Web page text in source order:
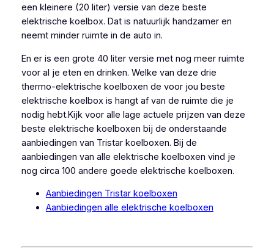
een kleinere (20 liter) versie van deze beste
elektrische koelbox. Dat is natuurlijk handzamer en
neemt minder ruimte in de auto in.
En er is een grote 40 liter versie met nog meer ruimte
voor al je eten en drinken. Welke van deze drie
thermo-elektrische koelboxen de voor jou beste
elektrische koelbox is hangt af van de ruimte die je
nodig hebt.Kijk voor alle lage actuele prijzen van deze
beste elektrische koelboxen bij de onderstaande
aanbiedingen van Tristar koelboxen. Bij de
aanbiedingen van alle elektrische koelboxen vind je
nog circa 100 andere goede elektrische koelboxen.
Aanbiedingen Tristar koelboxen
Aanbiedingen alle elektrische koelboxen